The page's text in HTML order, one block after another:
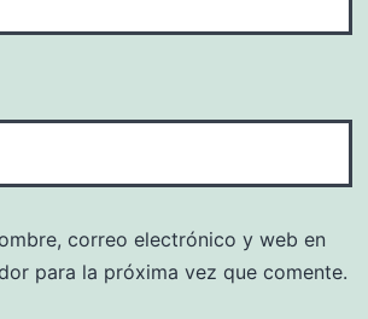
correo electrónico y web en
para la próxima vez que comente.